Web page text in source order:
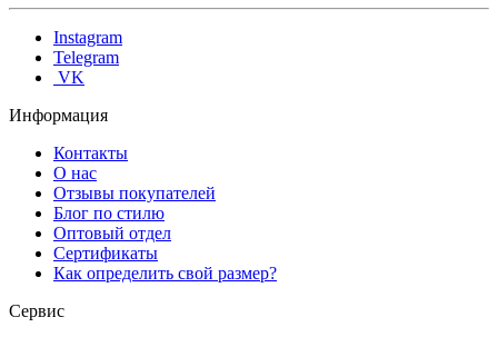
Instagram
Telegram
VK
Информация
Контакты
О нас
Отзывы покупателей
Блог по стилю
Оптовый отдел
Сертификаты
Как определить свой размер?
Сервис